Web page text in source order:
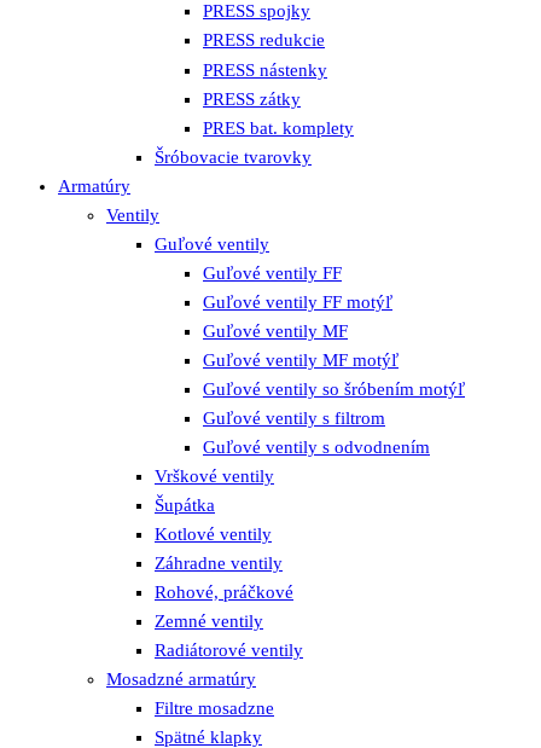
PRESS spojky
PRESS redukcie
PRESS nástenky
PRESS zátky
PRES bat. komplety
Šróbovacie tvarovky
Armatúry
Ventily
Guľové ventily
Guľové ventily FF
Guľové ventily FF motýľ
Guľové ventily MF
Guľové ventily MF motýľ
Guľové ventily so šróbením motýľ
Guľové ventily s filtrom
Guľové ventily s odvodnením
Vrškové ventily
Šupátka
Kotlové ventily
Záhradne ventily
Rohové, práčkové
Zemné ventily
Radiátorové ventily
Mosadzné armatúry
Filtre mosadzne
Spätné klapky